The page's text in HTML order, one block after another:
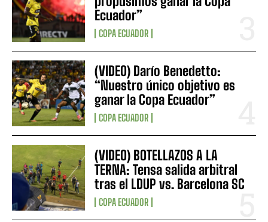
Ecuador”
COPA ECUADOR
(VIDEO) Darío Benedetto:
“Nuestro único objetivo es
ganar la Copa Ecuador”
COPA ECUADOR
(VIDEO) BOTELLAZOS A LA
TERNA: Tensa salida arbitral
tras el LDUP vs. Barcelona SC
COPA ECUADOR